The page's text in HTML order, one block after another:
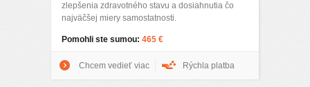
zlepšenia zdravotného stavu a dosiahnutia čo
najväčšej miery samostatnosti.
Pomohli ste sumou: 465 €
Chcem vedieť viac Rýchla platba